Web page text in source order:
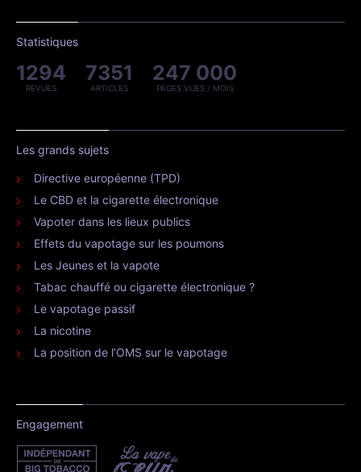
Statistiques
1294
REVUES
7351
ARTICLES
247 000
PAGES VUES / MOIS
Les grands sujets
Directive européenne (TPD)
Le CBD et la cigarette électronique
Vapoter dans les lieux publics
Effets du vapotage sur les poumons
Les Jeunes et la vapote
Tabac chauffé ou cigarette électronique ?
Le vapotage passif
La nicotine
La position de l’OMS sur le vapotage
Engagement